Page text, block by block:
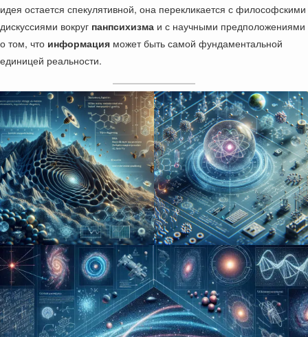
идея остается спекулятивной, она перекликается с философскими
дискуссиями вокруг панпсихизма и с научными предположениями
о том, что информация может быть самой фундаментальной
единицей реальности.